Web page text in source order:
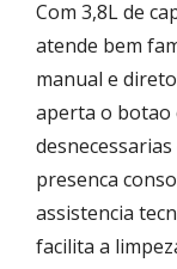
Com 3,8L de
atende bem
manual e
aperta o botao
presenca
assistencia
facilita a